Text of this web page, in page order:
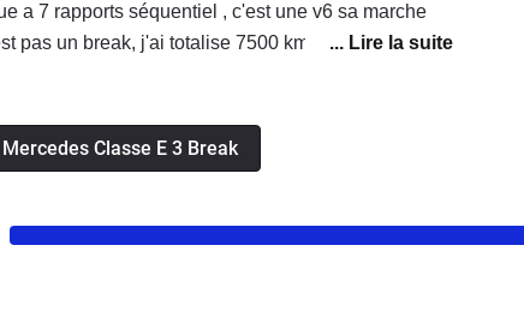
a 7 rapports séquentiel , c'est une v6 sa marche
pas un break, j'ai totalise 7500 kms en 2 mois
le cou....Pour une vitesse moyenne entre 130 et
de 8.0l pas plus...il faut depasse les 175km:h
pres.Moi j'ai le modele elegance, parce que
dit que les boites automatique, c"était pour les
Classe E 3 Break